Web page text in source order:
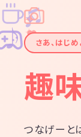
✦
✦
✧
✧
♪
♫
さあ、はじめ
趣
つなげーと